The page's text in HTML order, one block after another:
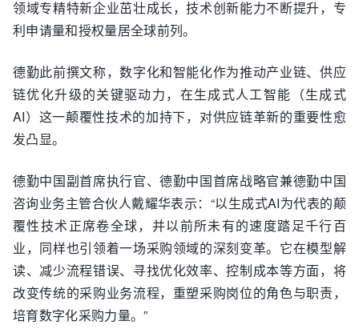
领域专精特新企业茁壮成长，技术创新能力不断提升，专
利申请量和授权量居全球前列。
德勤此前撰文称，数字化和智能化作为推动产业链、供应
链优化升级的关键驱动力，在生成式人工智能（生成式
AI）这一颠覆性技术的加持下，对供应链革新的重要性愈
发凸显。
德勤中国副首席执行官、德勤中国首席战略官兼德勤中国
咨询业务主管合伙人戴耀华表示：“以生成式AI为代表的颠
覆性技术正席卷全球，并以前所未有的速度踏足千行百
业，同样也引领着一场采购领域的深刻变革。它在模型解
读、减少流程错误、寻找优化效率、控制成本等方面，将
改变传统的采购业务流程，重塑采购岗位的角色与职责，
培育数字化采购力量。”